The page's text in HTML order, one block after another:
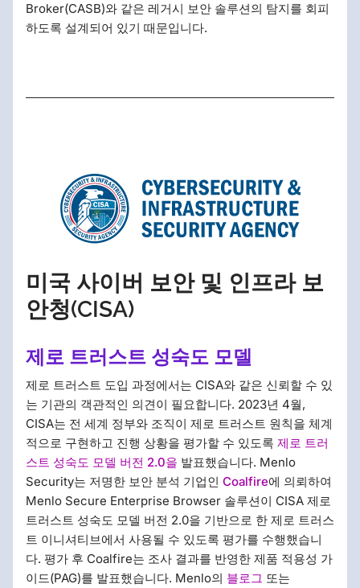
Broker(CASB)와 같은 레거시 보안 솔루션의 탐지를 회피
하도록 설계되어 있기 때문입니다.
미국 사이버 보안 및 인프라 보
안청(CISA)
제로 트러스트 성숙도 모델
제로 트러스트 도입 과정에서는 CISA와 같은 신뢰할 수 있
는 기관의 객관적인 의견이 필요합니다. 2023년 4월,
CISA는 전 세계 정부와 조직이 제로 트러스트 원칙을 체계
적으로 구현하고 진행 상황을 평가할 수 있도록 제로 트러
스트 성숙도 모델 버전 2.0을 발표했습니다. Menlo
Security는 저명한 보안 분석 기업인 Coalfire에 의뢰하여
Menlo Secure Enterprise Browser 솔루션이 CISA 제로
트러스트 성숙도 모델 버전 2.0을 기반으로 한 제로 트러스
트 이니셔티브에서 사용될 수 있도록 평가를 수행했습니
다. 평가 후 Coalfire는 조사 결과를 반영한 제품 적용성 가
이드(PAG)를 발표했습니다. Menlo의 블로그 또는